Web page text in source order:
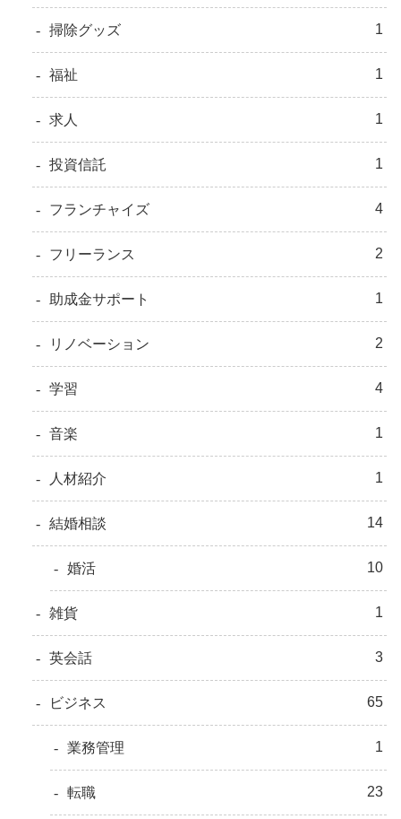
掃除グッズ 1
福祉 1
求人 1
投資信託 1
フランチャイズ 4
フリーランス 2
助成金サポート 1
リノベーション 2
学習 4
音楽 1
人材紹介 1
結婚相談 14
婚活 10
雑貨 1
英会話 3
ビジネス 65
業務管理 1
転職 23